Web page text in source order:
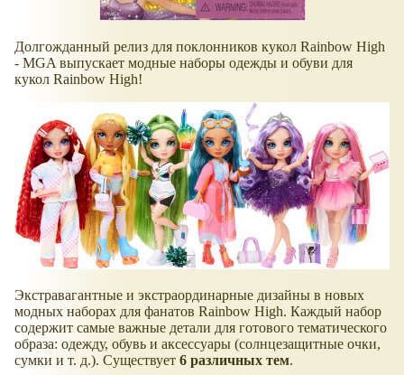
Долгожданный релиз для поклонников кукол Rainbow High
- MGA выпускает модные наборы одежды и обуви для
кукол Rainbow High!
Экстравагантные и экстраординарные дизайны в новых
модных наборах для фанатов Rainbow High. Каждый набор
содержит самые важные детали для готового тематического
образа: одежду, обувь и аксессуары (солнцезащитные очки,
сумки и т. д.). Существует 6 различных тем.